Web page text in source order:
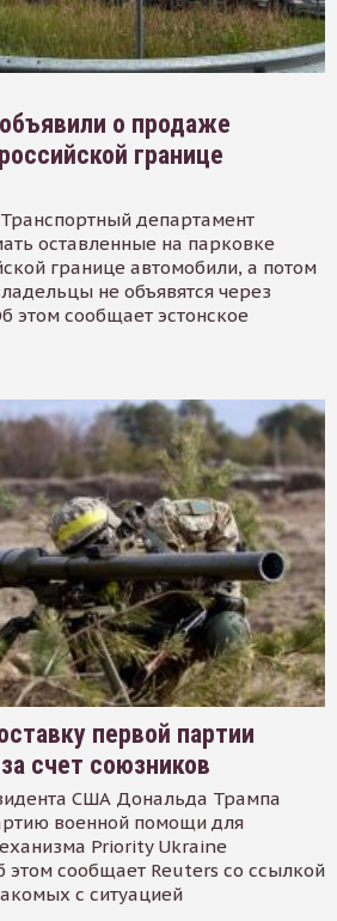
о продаже
границе
департамент
оставленные на парковке
границе автомобили, а потом
не объявятся через
этом сообщает эстонское
первой партии
счет союзников
США Дональда Трампа
военной помощи для
Priority Ukraine
этом сообщает Reuters со ссылкой
с ситуацией